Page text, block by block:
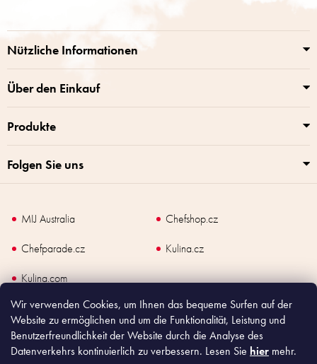
Wir verwenden Cookies, um Ihnen das bequeme Surfen auf der
Website zu ermöglichen und um die Funktionalität, Leistung und
Benutzerfreundlichkeit der Website durch die Analyse des
Datenverkehrs kontinuierlich zu verbessern. Lesen Sie hier mehr.
l
e
Nützliche Informationen
Über den Einkauf
Produkte
Folgen Sie uns
MIJ Australia
Chefshop.cz
Chefparade.cz
Kulina.cz
Kulina.com
Copyright 2026Made In Japan Europe. Alle Rechte vorbehalten.